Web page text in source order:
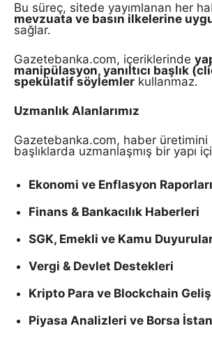
Bu süreç, sitede yayımlanan her
mevzuata ve basın ilkelerine
sağlar.
Gazetebanka.com, içeriklerinde
manipülasyon, yanıltıcı başlık
spekülatif söylemler kullanmaz.
Uzmanlık Alanlarımız
Gazetebanka.com, haber üretimini
başlıklarda uzmanlaşmış bir yapı
Ekonomi ve Enflasyon Raporları
Finans & Bankacılık Haberleri
SGK, Emekli ve Kamu
Vergi & Devlet Destekleri
Kripto Para ve Blockchain
Piyasa Analizleri ve Borsa